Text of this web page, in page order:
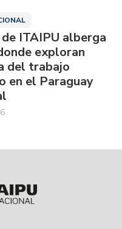
ITAIPU alberga
exploran
del trabajo
en el Paraguay